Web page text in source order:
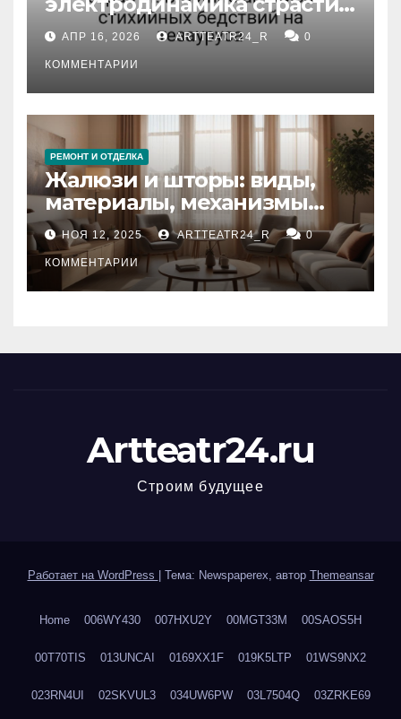
влияние анализа
стихийных бедствий на
тезауруса
АПР 16, 2026 ARTTEATR24_R 0
КОММЕНТАРИИ
РЕМОНТ И ОТДЕЛКА
Жалюзи и шторы: виды,
материалы, механизмы
управления и уход
НОЯ 12, 2025 ARTTEATR24_R 0
КОММЕНТАРИИ
Artteatr24.ru
Строим будущее
Работает на WordPress Тема: Newspaperex, автор Themeansar
Home 006WY430 007HXU2Y 00MGT33M 00SAOS5H
00T70TIS 013UNCAI 0169XX1F 019K5LTP 01WS9NX2
023RN4UI 02SKVUL3 034UW6PW 03L7504Q 03ZRKE69